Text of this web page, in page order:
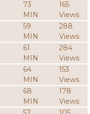
73
MIN
165
Views
59
MIN
288
Views
61
MIN
284
Views
64
MIN
153
Views
68
MIN
178
Views